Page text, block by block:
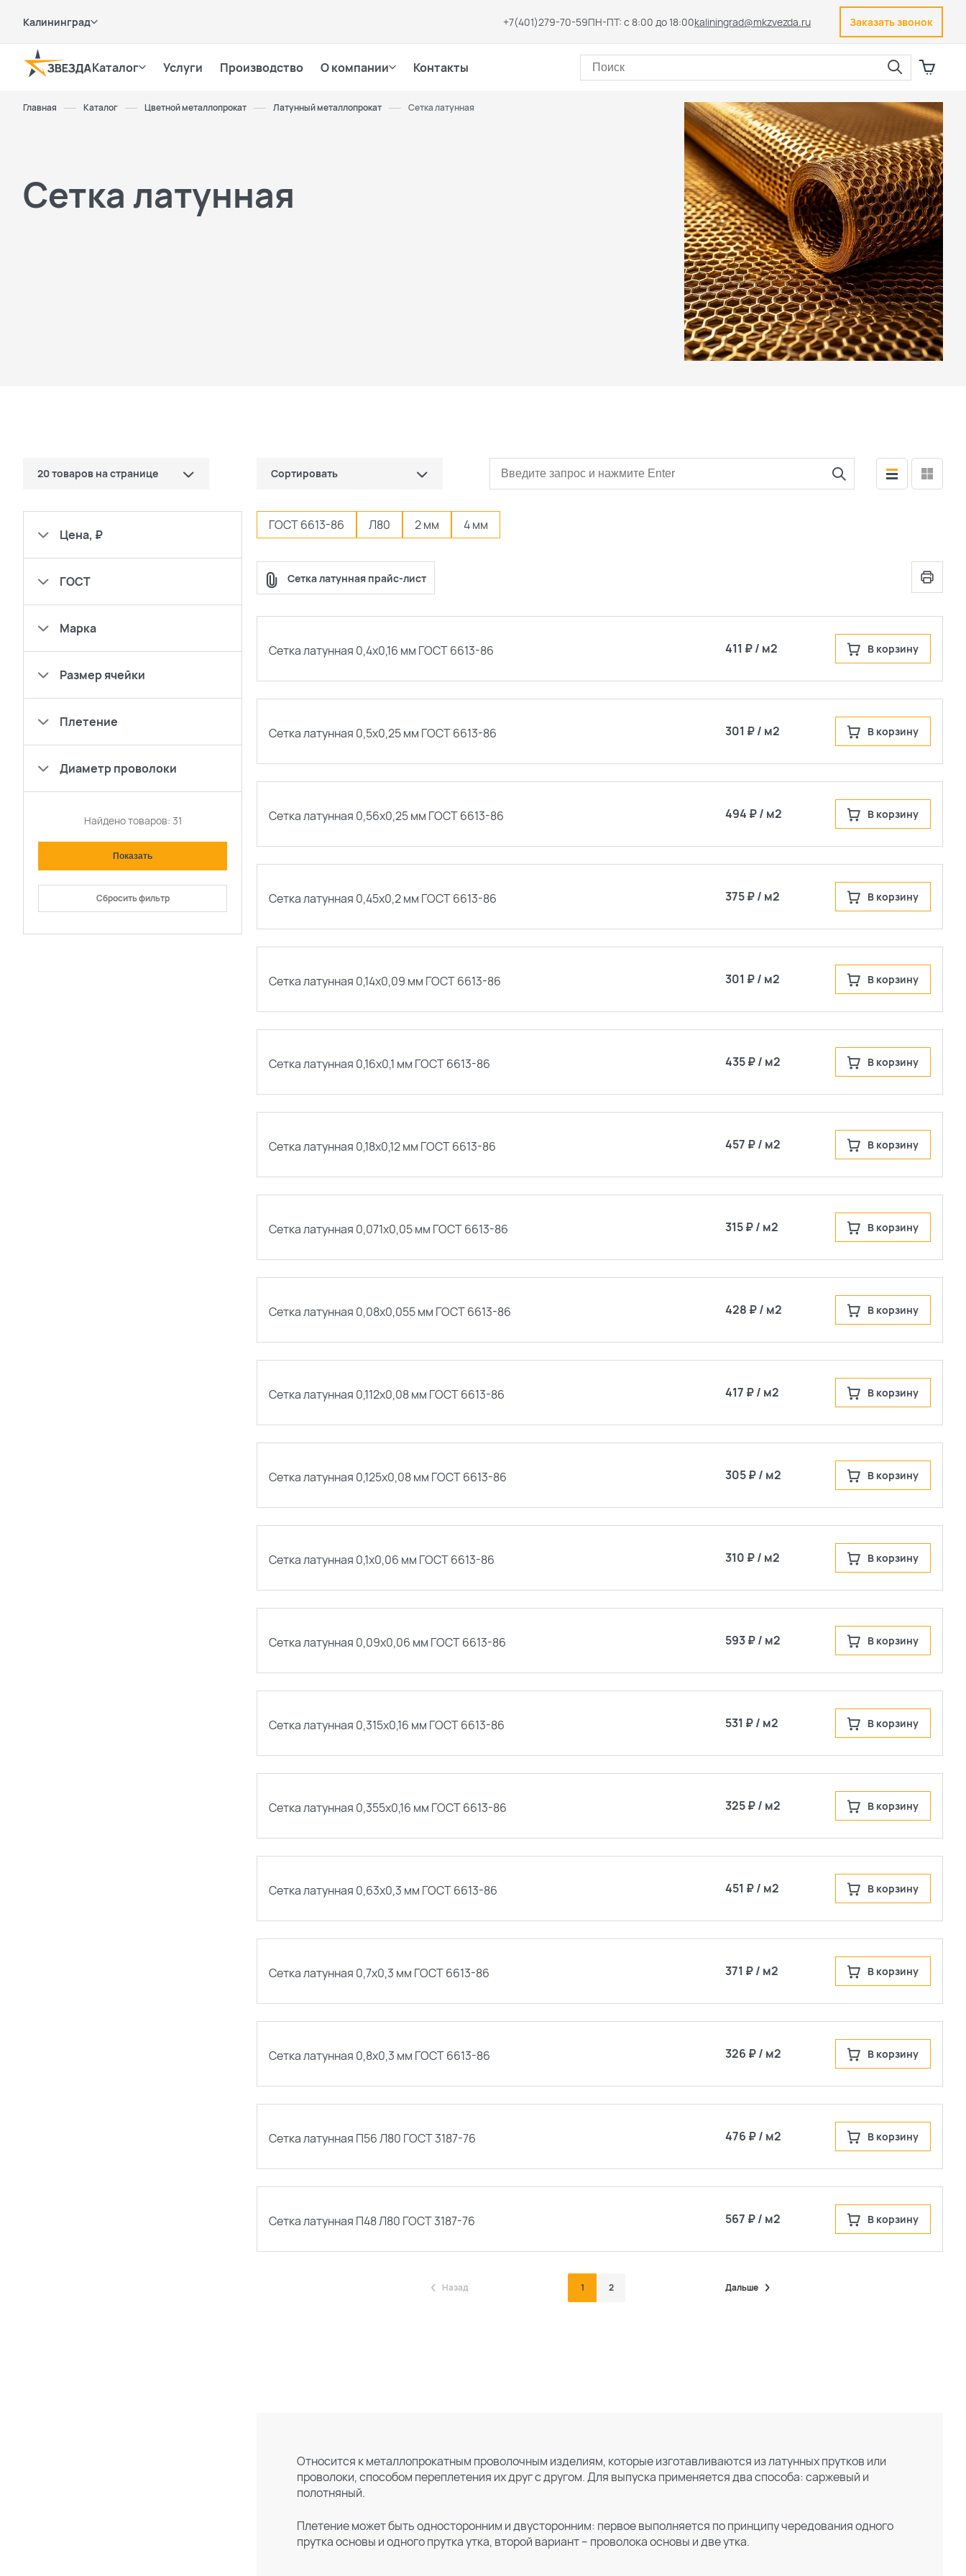
Калининград +7(401)279-70-59ПН-ПТ: с 8:00 до 18:00kaliningrad@mkzvezda.ru Заказать звонок
Каталог Услуги Производство О компании Контакты
Главная Каталог Цветной металлопрокат Латунный металлопрокат Сетка латунная
Сетка латунная
20 товаров на странице
10 товаров
20 товаров
30 товаров
Сортировать
по цене (сначала дешевые)
популярные
сначала новые
Цена, ₽
ГОСТ
Марка
Размер ячейки
Плетение
Диаметр проволоки
Найдено товаров: 31
Сбросить фильтр
ГОСТ 6613-86 Л80 2 мм 4 мм
Сетка латунная прайс-лист
Сетка латунная 0,4х0,16 мм ГОСТ 6613-86 411 ₽ / м2 В корзину
Сетка латунная 0,5х0,25 мм ГОСТ 6613-86 301 ₽ / м2 В корзину
Сетка латунная 0,56х0,25 мм ГОСТ 6613-86 494 ₽ / м2 В корзину
Сетка латунная 0,45х0,2 мм ГОСТ 6613-86 375 ₽ / м2 В корзину
Сетка латунная 0,14х0,09 мм ГОСТ 6613-86 301 ₽ / м2 В корзину
Сетка латунная 0,16х0,1 мм ГОСТ 6613-86 435 ₽ / м2 В корзину
Сетка латунная 0,18х0,12 мм ГОСТ 6613-86 457 ₽ / м2 В корзину
Сетка латунная 0,071х0,05 мм ГОСТ 6613-86 315 ₽ / м2 В корзину
Сетка латунная 0,08х0,055 мм ГОСТ 6613-86 428 ₽ / м2 В корзину
Сетка латунная 0,112х0,08 мм ГОСТ 6613-86 417 ₽ / м2 В корзину
Сетка латунная 0,125х0,08 мм ГОСТ 6613-86 305 ₽ / м2 В корзину
Сетка латунная 0,1х0,06 мм ГОСТ 6613-86 310 ₽ / м2 В корзину
Сетка латунная 0,09х0,06 мм ГОСТ 6613-86 593 ₽ / м2 В корзину
Сетка латунная 0,315х0,16 мм ГОСТ 6613-86 531 ₽ / м2 В корзину
Сетка латунная 0,355х0,16 мм ГОСТ 6613-86 325 ₽ / м2 В корзину
Сетка латунная 0,63х0,3 мм ГОСТ 6613-86 451 ₽ / м2 В корзину
Сетка латунная 0,7х0,3 мм ГОСТ 6613-86 371 ₽ / м2 В корзину
Сетка латунная 0,8х0,3 мм ГОСТ 6613-86 326 ₽ / м2 В корзину
Сетка латунная П56 Л80 ГОСТ 3187-76 476 ₽ / м2 В корзину
Сетка латунная П48 Л80 ГОСТ 3187-76 567 ₽ / м2 В корзину
Назад 1 2 Дальше
Относится к металлопрокатным проволочным изделиям, которые изготавливаются из латунных прутков или
проволоки, способом переплетения их друг с другом. Для выпуска применяется два способа: саржевый и
полотняный.
Плетение может быть односторонним и двусторонним: первое выполняется по принципу чередования одного
прутка основы и одного прутка утка, второй вариант – проволока основы и две утка.
Поиск по сайту